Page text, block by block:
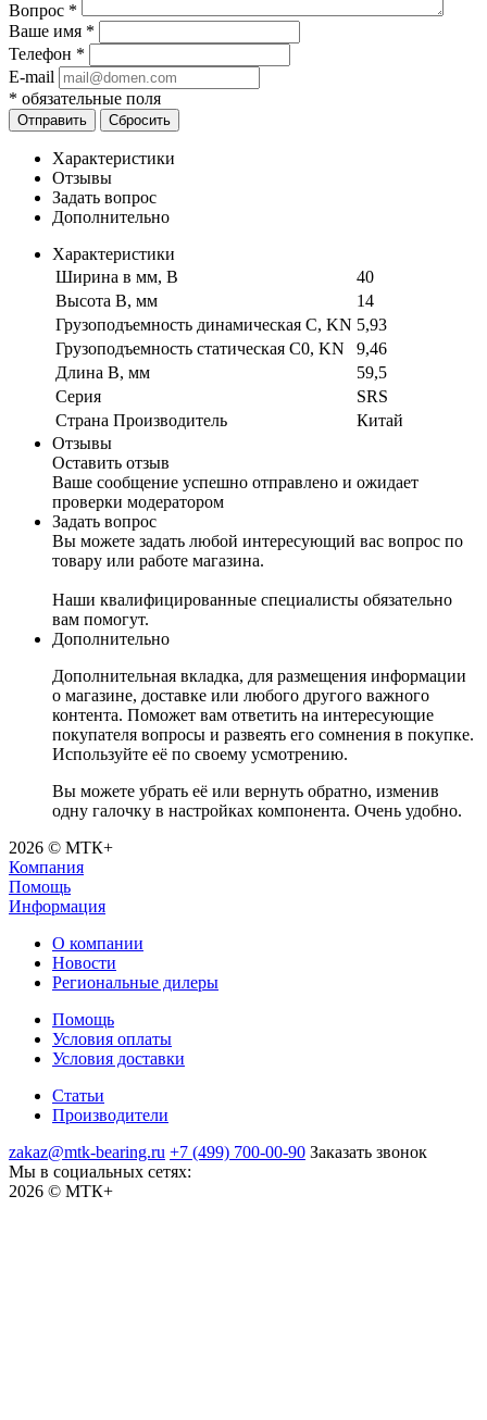
Вопрос *
Ваше имя *
Телефон *
E-mail
* обязательные поля
Отправить Сбросить
Характеристики
Отзывы
Задать вопрос
Дополнительно
Характеристики
Ширина в мм, B
40
Высота B, мм
14
Грузоподъемность динамическая C, KN 5,93
Грузоподъемность статическая C0, KN
9,46
Длина B, мм
59,5
Серия
SRS
Страна Производитель
Китай
Отзывы
Оставить отзыв
Ваше сообщение успешно отправлено и ожидает
проверки модератором
Задать вопрос
Вы можете задать любой интересующий вас вопрос по
товару или работе магазина.
Наши квалифицированные специалисты обязательно
вам помогут.
Дополнительно
Дополнительная вкладка, для размещения информации
о магазине, доставке или любого другого важного
контента. Поможет вам ответить на интересующие
покупателя вопросы и развеять его сомнения в покупке.
Используйте её по своему усмотрению.
Вы можете убрать её или вернуть обратно, изменив
одну галочку в настройках компонента. Очень удобно.
2026 © МТК+
Компания
Помощь
Информация
О компании
Новости
Региональные дилеры
Помощь
Условия оплаты
Условия доставки
Статьи
Производители
zakaz@mtk-bearing.ru +7 (499) 700-00-90 Заказать звонок
Мы в социальных сетях:
2026 © МТК+